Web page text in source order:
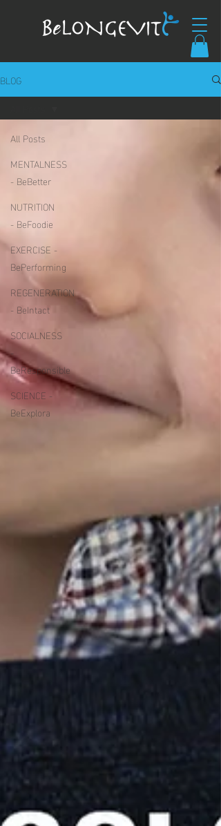
BLOG
All Posts
MENTALNESS
- BeBetter
NUTRITION
- BeFoodie
EXERCISE -
BePerforming
REGENERATION
- BeIntact
SOCIALNESS
-
BeResponsible
SCIENCE -
BeExplora